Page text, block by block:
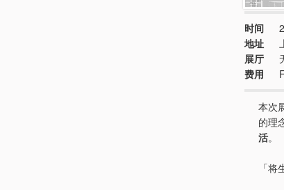
时间
地址
展厅
费用
本次
的理
活。
「